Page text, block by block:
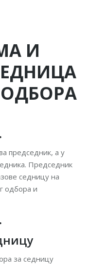
И
председник, а у
Председник
седницу на
одбора и
за седницу